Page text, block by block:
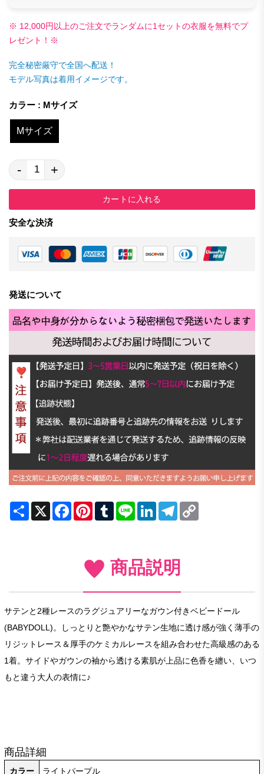
※ 12,000円以上のご注文でランダムに1セットの衣服を無料でプ
レゼント！※
完全秘密厳守で全国へ配送！
モデル写真は着用イメージです。
カラー : Mサイズ
Mサイズ
- +
カートに入れる
安全な決済
発送について
Share X FacebookPinterestTumblrLine LinkedInTelegram
商品説明
サテンと2種レースのラグジュアリーなガウン付きベビードール
(BABYDOLL)。しっとりと艶やかなサテン生地に透け感が強く薄手の
リジットレース＆厚手のケミカルレースを組み合わせた高級感のある
1着。サイドやガウンの袖から透ける素肌が上品に色香を纏い、いつ
もと違う大人の表情に♪
商品詳細
カラー ライトパープル